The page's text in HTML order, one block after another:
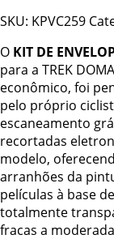
SKU: KPVC259
O KIT DE
para a TREK
econômico, foi
pelo próprio
escaneamento
recortadas
modelo,
arranhões da
películas à base
totalmente
fracas a